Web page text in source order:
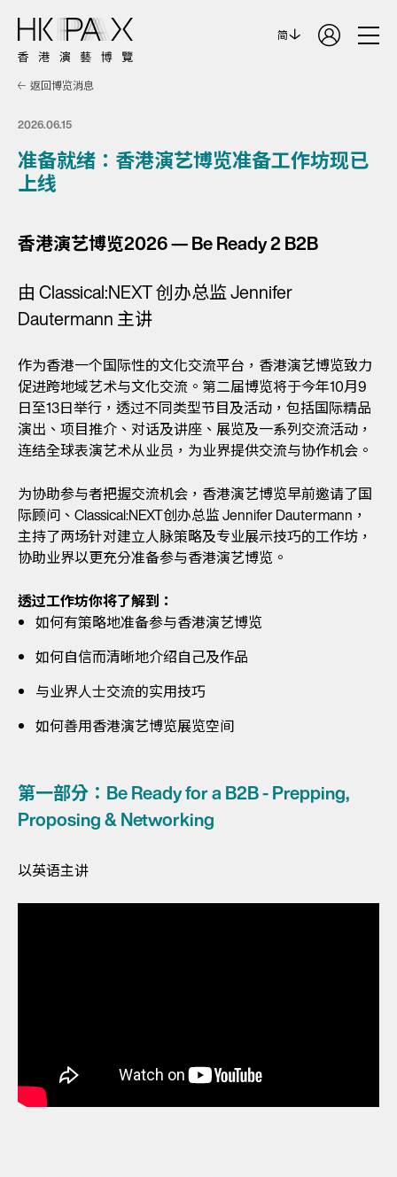
简
返回博览消息
2026.06.15
准备就绪：香港演艺博览准备工作坊现已
上线
香港演艺博览2026 — Be Ready 2 B2B
由 Classical:NEXT 创办总监 Jennifer
Dautermann 主讲
作为香港一个国际性的文化交流平台，香港演艺博览致力
促进跨地域艺术与文化交流。第二届博览将于今年10月9
日至13日举行，透过不同类型节目及活动，包括国际精品
演出、项目推介、对话及讲座、展览及一系列交流活动，
连结全球表演艺术从业员，为业界提供交流与协作机会。
为协助参与者把握交流机会，香港演艺博览早前邀请了国
际顾问、Classical:NEXT创办总监 Jennifer Dautermann，
主持了两场针对建立人脉策略及专业展示技巧的工作坊，
协助业界以更充分准备参与香港演艺博览。
透过工作坊你将了解到：
如何有策略地准备参与香港演艺博览
如何自信而清晰地介绍自己及作品
与业界人士交流的实用技巧
如何善用香港演艺博览展览空间
第一部分：Be Ready for a B2B - Prepping,
Proposing & Networking
以英语主讲